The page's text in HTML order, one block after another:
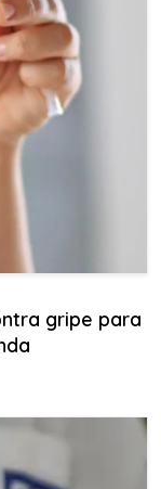
gripe para